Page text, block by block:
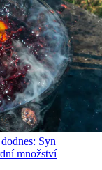
Syn
množství